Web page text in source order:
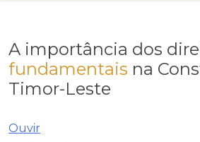
A importância dos
fundamentais na
Timor-Leste
Ouvir